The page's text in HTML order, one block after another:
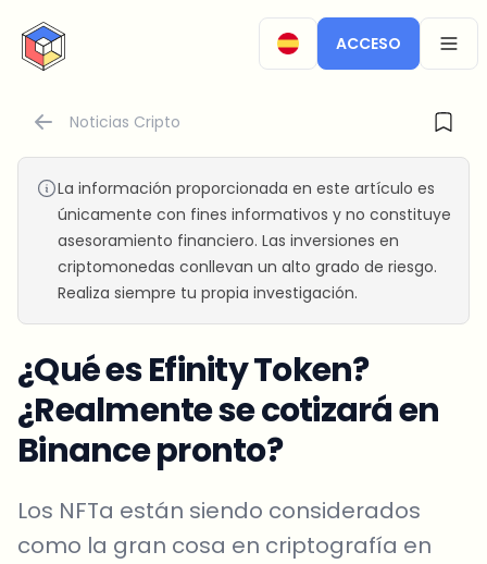
CryptoTicker
ACCESO
Noticias Cripto
La información proporcionada en este artículo es
únicamente con fines informativos y no constituye
asesoramiento financiero. Las inversiones en
criptomonedas conllevan un alto grado de riesgo.
Realiza siempre tu propia investigación.
¿Qué es Efinity Token?
¿Realmente se cotizará en
Binance pronto?
Los NFTa están siendo considerados
como la gran cosa en criptografía en